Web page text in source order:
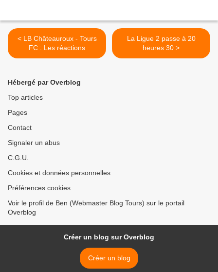
< LB Châteauroux - Tours
FC : Les réactions
La Ligue 2 passe à 20
heures 30 >
Hébergé par Overblog
Top articles
Pages
Contact
Signaler un abus
C.G.U.
Cookies et données personnelles
Préférences cookies
Voir le profil de Ben (Webmaster Blog Tours) sur le portail
Overblog
Créer un blog sur Overblog
Créer un blog